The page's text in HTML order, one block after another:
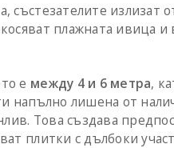
състезателите
плажната ивица и
е между 4 и 6 метра,
напълно лишена от
Това създава
плитки с дълбоки